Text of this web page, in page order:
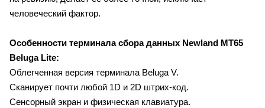
человеческий фактор.
Особенности терминала сбора данных Newland MT65
Beluga Lite:
Облегченная версия терминала Beluga V.
Сканирует почти любой 1D и 2D штрих-код.
Сенсорный экран и физическая клавиатура.